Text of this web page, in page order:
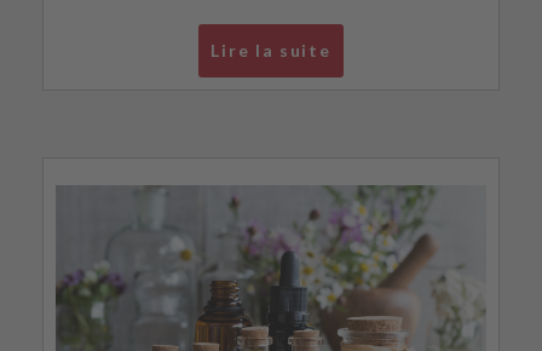
Lire la suite